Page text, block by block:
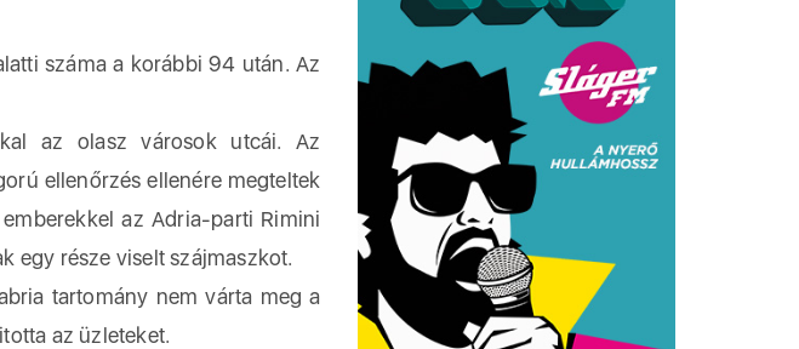
száma a korábbi 94 után. Az
az olasz városok utcái. Az
ellenőrzés ellenére megteltek
az Adria-parti Rimini
egy része viselt szájmaszkot.
tartomány nem várta meg a
az üzleteket.